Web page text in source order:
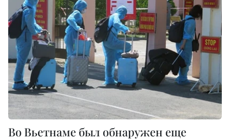
Во Вьетнаме был обнаружен еще